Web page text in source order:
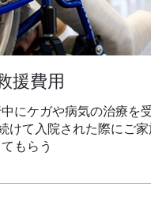
援費用
にケガや病気の治療を
けて入院された際にご
もらう